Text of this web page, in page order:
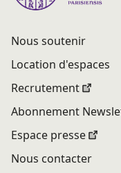
Nous soutenir
Location d'espaces
Recrutement
Abonnement
Espace presse
Nous contacter